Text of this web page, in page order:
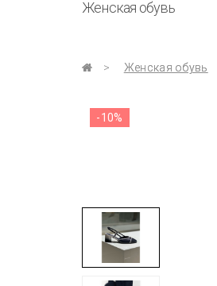
Женская обувь
Женская обувь
-10%